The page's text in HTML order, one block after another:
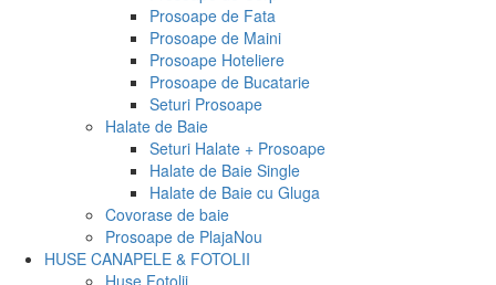
Prosoape de Fata
Prosoape de Maini
Prosoape Hoteliere
Prosoape de Bucatarie
Seturi Prosoape
Halate de Baie
Seturi Halate + Prosoape
Halate de Baie Single
Halate de Baie cu Gluga
Covorase de baie
Prosoape de PlajaNou
HUSE CANAPELE & FOTOLII
Huse Fotolii